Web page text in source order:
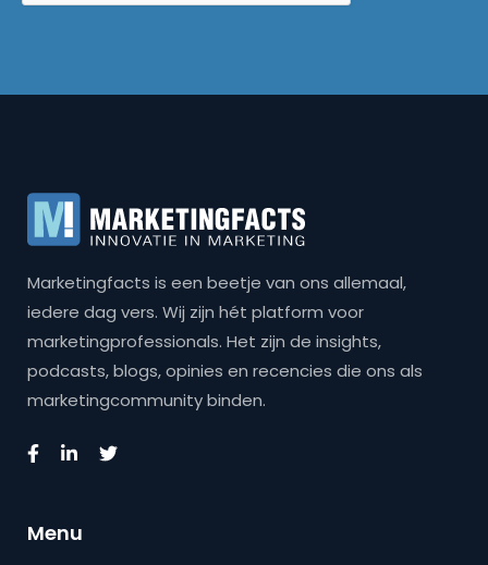
Marketingfacts is een beetje van ons allemaal,
iedere dag vers. Wij zijn hét platform voor
marketingprofessionals. Het zijn de insights,
podcasts, blogs, opinies en recencies die ons als
marketingcommunity binden.
Menu